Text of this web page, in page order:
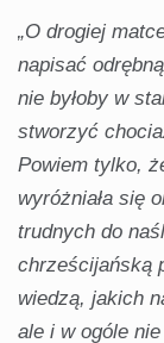
„O drogiej
napisać
nie byłoby w
stworzyć
Powiem tylko,
wyróżniała się
trudnych do
chrześcijańską
wiedzą, jakich
ale i w ogóle